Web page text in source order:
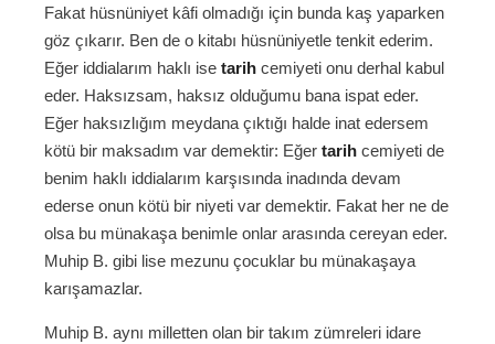
Fakat hüsnüniyet kâfi olmadığı için bunda kaş yaparken
göz çıkarır. Ben de o kitabı hüsnüniyetle tenkit ederim.
Eğer iddialarım haklı ise tarih cemiyeti onu derhal kabul
eder. Haksızsam, haksız olduğumu bana ispat eder.
Eğer haksızlığım meydana çıktığı halde inat edersem
kötü bir maksadım var demektir: Eğer tarih cemiyeti de
benim haklı iddialarım karşısında inadında devam
ederse onun kötü bir niyeti var demektir. Fakat her ne de
olsa bu münakaşa benimle onlar arasında cereyan eder.
Muhip B. gibi lise mezunu çocuklar bu münakaşaya
karışamazlar.
Muhip B. aynı milletten olan bir takım zümreleri idare